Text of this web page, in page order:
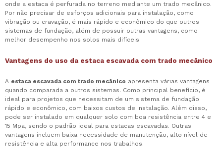
onde a estaca é perfurada no terreno mediante um trado mecânico.
Por não precisar de esforços adicionais para instalação, como
vibração ou cravação, é mais rápido e econômico do que outros
sistemas de fundação, além de possuir outras vantagens, como
melhor desempenho nos solos mais difíceis.
Vantagens do uso da estaca escavada com trado mecânico
A estaca escavada com trado mecânico apresenta várias vantagens
quando comparada a outros sistemas. Como principal benefício, é
ideal para projetos que necessitam de um sistema de fundação
rápido e econômico, com baixos custos de instalação. Além disso,
pode ser instalado em qualquer solo com boa resistência entre 4 e
15 Mpa, sendo o padrão ideal para estacas escavadas. Outras
vantagens incluem baixa necessidade de manutenção, alto nível de
resistência e alta performance nos trabalhos.